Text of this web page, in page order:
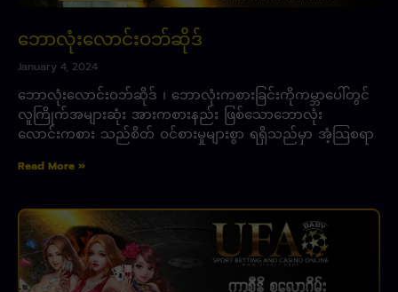
ဘောလုံးလောင်းဝဘ်ဆိုဒ်
January 4, 2024
ဘောလုံးလောင်းဝဘ်ဆိုဒ် ၊ ဘောလုံးကစားခြင်းကိုကမ္ဘာပေါ်တွင်
လူကြိုက်အများဆုံး အားကစားနည်း ဖြစ်သောဘောလုံး
လောင်းကစား သည်စိတ် ဝင်စားမှုများစွာ ရရှိသည်မှာ အံ့သြစရာ
Read More »